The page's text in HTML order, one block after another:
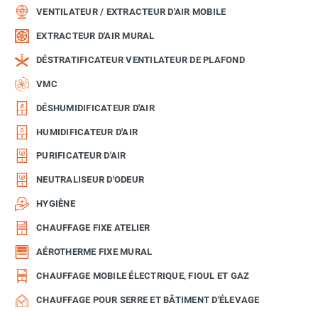
VENTILATEUR / EXTRACTEUR D'AIR MOBILE
EXTRACTEUR D'AIR MURAL
DÉSTRATIFICATEUR VENTILATEUR DE PLAFOND
VMC
DÉSHUMIDIFICATEUR D'AIR
HUMIDIFICATEUR D'AIR
PURIFICATEUR D'AIR
NEUTRALISEUR D'ODEUR
HYGIÈNE
CHAUFFAGE FIXE ATELIER
AÉROTHERME FIXE MURAL
CHAUFFAGE MOBILE ÉLECTRIQUE, FIOUL ET GAZ
CHAUFFAGE POUR SERRE ET BÂTIMENT D'ÉLEVAGE